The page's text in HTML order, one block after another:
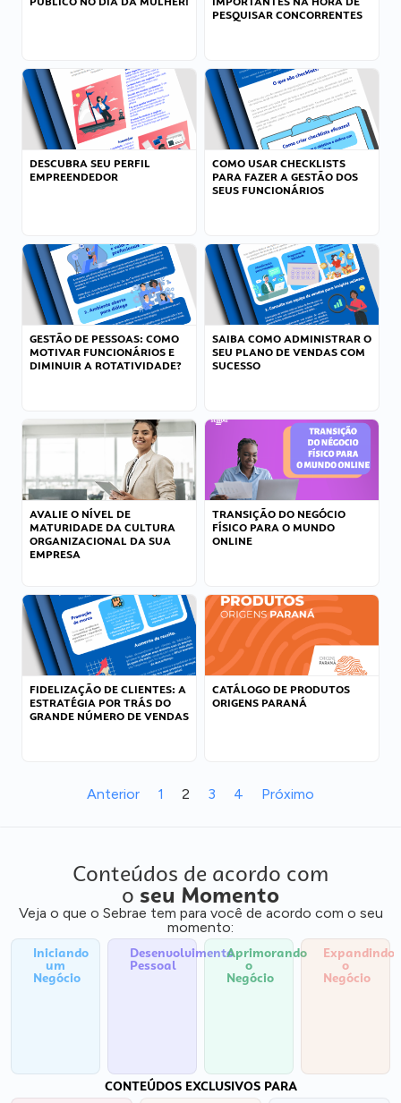
PESQUISAR CONCORRENTES
DESCUBRA SEU PERFIL
EMPREENDEDOR
COMO USAR CHECKLISTS
PARA FAZER A GESTÃO DOS
SEUS FUNCIONÁRIOS
GESTÃO DE PESSOAS: COMO
MOTIVAR FUNCIONÁRIOS E
DIMINUIR A ROTATIVIDADE?
SAIBA COMO ADMINISTRAR O
SEU PLANO DE VENDAS COM
SUCESSO
AVALIE O NÍVEL DE
MATURIDADE DA CULTURA
ORGANIZACIONAL DA SUA
EMPRESA
TRANSIÇÃO DO NEGÓCIO
FÍSICO PARA O MUNDO
ONLINE
FIDELIZAÇÃO DE CLIENTES: A
ESTRATÉGIA POR TRÁS DO
GRANDE NÚMERO DE VENDAS
CATÁLOGO DE PRODUTOS
ORIGENS PARANÁ
Anterior 1 2 3 4 Próximo
Conteúdos de acordo com
o seu Momento
Veja o que o Sebrae tem para você de acordo com o seu
momento:
Iniciando
um
Negócio
Desenvolvimento
Pessoal
Aprimorando
o
Negócio
Expandindo
o
Negócio
CONTEÚDOS EXCLUSIVOS PARA